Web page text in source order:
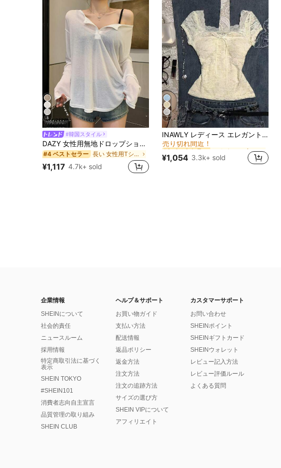
8
#韓国スタイル
DAZY 女性用無地ドロップショルダーTシャツ シアー長袖トップス、秋の女性用衣類 水着用カバーアップ
#4 ベストセラー 長い 女性用Tシャツ
¥1,117 4.7k+ sold
7
INAWLY レディース エレガント 無地レーストップス リボン装飾付き 夏用
#8 ベストセラー に セクシー 女性用トップス、ブラウス、Tシャツ
売り切れ間近！
#8 ベストセラー
売り切れ間近！
#8 ベストセラー
売り切れ間近！
#8 ベストセラー に セクシー 女性用トップス、ブラウス、Tシャツ
¥1,054 3.3k+ sold
企業情報
SHEINについて
社会的責任
ニュースルーム
採用情報
特定商取引法に基づく
表示
SHEIN TOKYO
#SHEIN101
消費者志向自主宣言
品質管理の取り組み
SHEIN CLUB
ヘルプ＆サポート
お買い物ガイド
支払い方法
配送情報
返品ポリシー
返金方法
注文方法
注文の追跡方法
サイズの選び方
SHEIN VIPについて
アフィリエイト
カスタマーサポート
お問い合わせ
SHEINポイント
SHEINギフトカード
SHEINウォレット
レビュー記入方法
レビュー評価ルール
よくある質問